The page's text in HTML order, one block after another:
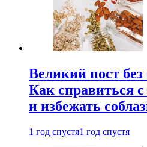
Великий пост без
Как справиться с
и избежать
1 год спустя1 год спустя